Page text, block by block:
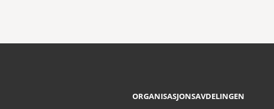
ORGANISASJONSAVDELINGEN